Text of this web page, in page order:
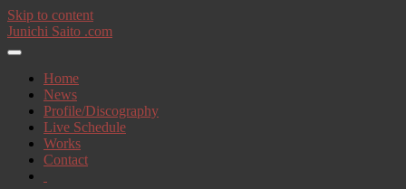
Skip to content
Junichi Saito .com
Home
News
Profile/Discography
Live Schedule
Works
Contact